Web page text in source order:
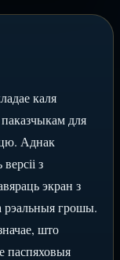
каля
для
Аднак
з
экран з
рэальныя грошы.
што
паспяховыя